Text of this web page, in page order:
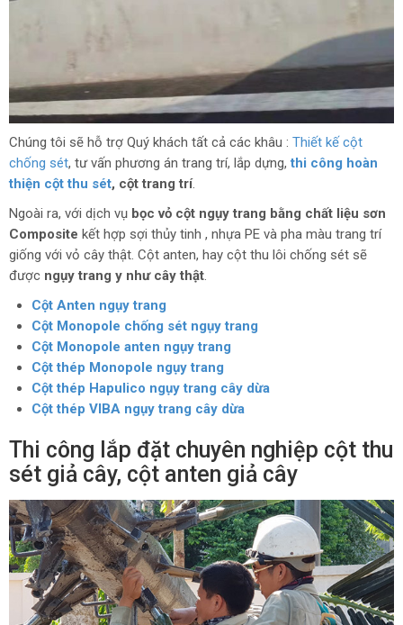
Chúng tôi sẽ hỗ trợ Quý khách tất cả các khâu : Thiết kế cột
chống sét, tư vấn phương án trang trí, lắp dựng, thi công hoàn
thiện cột thu sét, cột trang trí.
Ngoài ra, với dịch vụ bọc vỏ cột ngụy trang bằng chất liệu sơn
Composite kết hợp sợi thủy tinh , nhựa PE và pha màu trang trí
giống với vỏ cây thật. Cột anten, hay cột thu lôi chống sét sẽ
được ngụy trang y như cây thật.
Cột Anten ngụy trang
Cột Monopole chống sét ngụy trang
Cột Monopole anten ngụy trang
Cột thép Monopole ngụy trang
Cột thép Hapulico ngụy trang cây dừa
Cột thép VIBA ngụy trang cây dừa
Thi công lắp đặt chuyên nghiệp cột thu
sét giả cây, cột anten giả cây